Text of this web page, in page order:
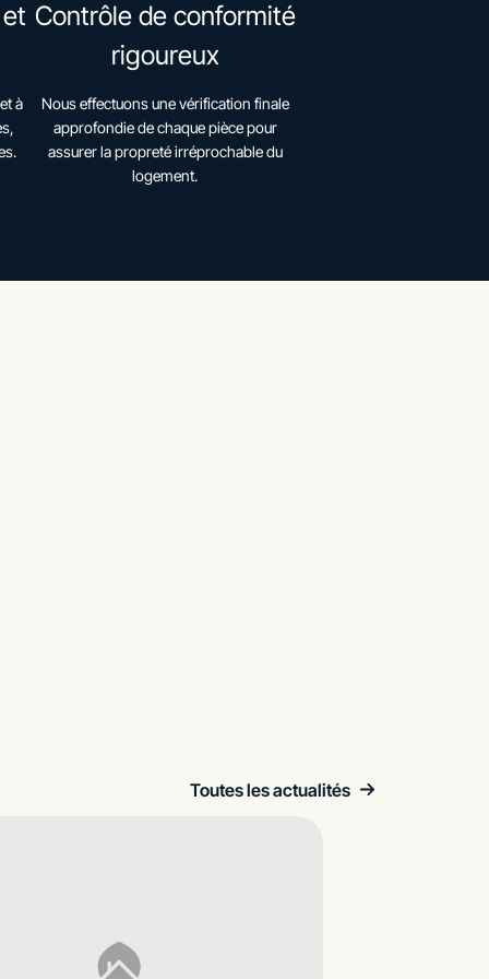
à
Contrôle de conformité
rigoureux
Nous effectuons une vérification finale
approfondie de chaque pièce pour
assurer la propreté irréprochable du
logement.
Toutes les actualités